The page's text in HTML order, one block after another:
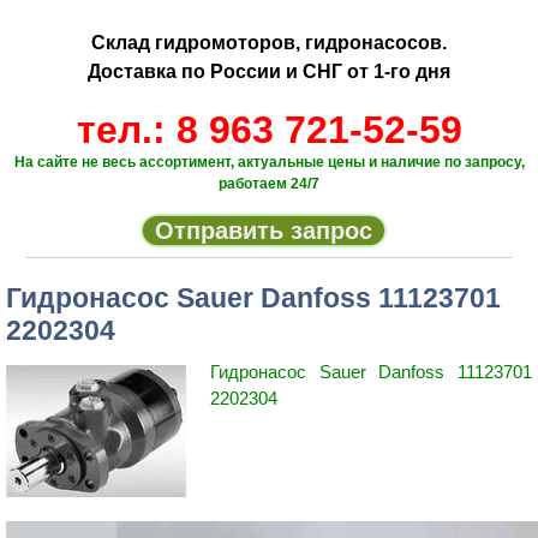
Склад гидромоторов, гидронасосов.
Доставка по России и СНГ от 1-го дня
тел.: 8 963 721-52-59
На сайте не весь ассортимент, актуальные цены и наличие по запросу,
работаем 24/7
Отправить запрос
Гидронасос Sauer Danfoss 11123701
2202304
Гидронасос Sauer Danfoss 11123701
2202304